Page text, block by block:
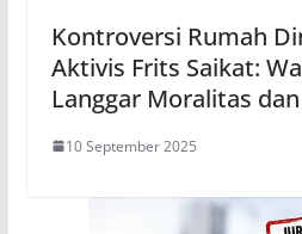
Kontroversi Rumah
Aktivis Frits Saikat:
Langgar Moralitas
10 September 2025